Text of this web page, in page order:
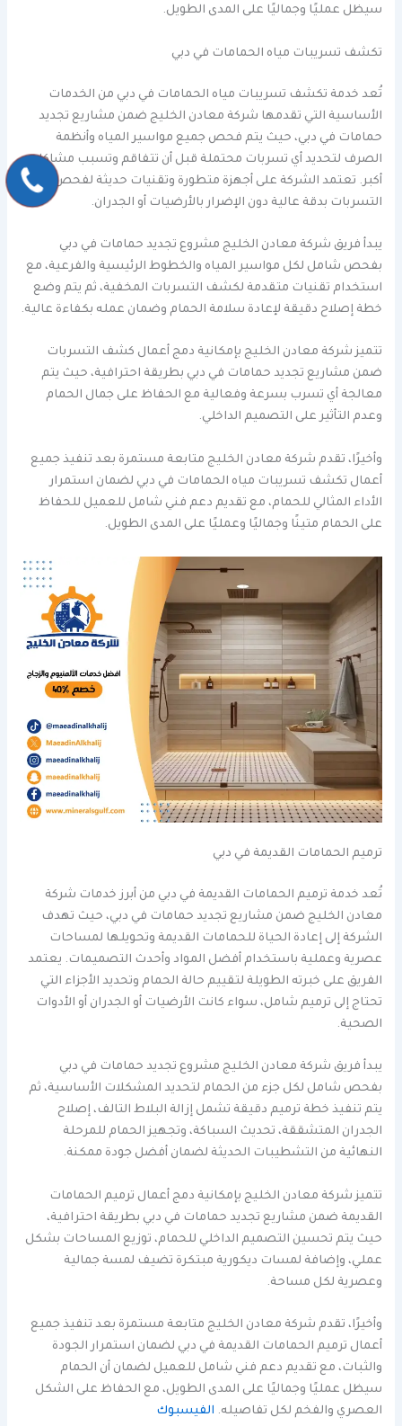
سيظل عمليًا وجماليًا على المدى الطويل.
تكشف تسريبات مياه الحمامات في دبي
تُعد خدمة تكشف تسريبات مياه الحمامات في دبي من الخدمات
الأساسية التي تقدمها شركة معادن الخليج ضمن مشاريع تجديد
حمامات في دبي، حيث يتم فحص جميع مواسير المياه وأنظمة
الصرف لتحديد أي تسربات محتملة قبل أن تتفاقم وتسبب مشاكل
أكبر. تعتمد الشركة على أجهزة متطورة وتقنيات حديثة لفحص
التسربات بدقة عالية دون الإضرار بالأرضيات أو الجدران.
يبدأ فريق شركة معادن الخليج مشروع تجديد حمامات في دبي
بفحص شامل لكل مواسير المياه والخطوط الرئيسية والفرعية، مع
استخدام تقنيات متقدمة لكشف التسربات المخفية، ثم يتم وضع
خطة إصلاح دقيقة لإعادة سلامة الحمام وضمان عمله بكفاءة عالية.
تتميز شركة معادن الخليج بإمكانية دمج أعمال كشف التسربات
ضمن مشاريع تجديد حمامات في دبي بطريقة احترافية، حيث يتم
معالجة أي تسرب بسرعة وفعالية مع الحفاظ على جمال الحمام
وعدم التأثير على التصميم الداخلي.
وأخيرًا، تقدم شركة معادن الخليج متابعة مستمرة بعد تنفيذ جميع
أعمال تكشف تسريبات مياه الحمامات في دبي لضمان استمرار
الأداء المثالي للحمام، مع تقديم دعم فني شامل للعميل للحفاظ
على الحمام متينًا وجماليًا وعمليًا على المدى الطويل.
ترميم الحمامات القديمة في دبي
تُعد خدمة ترميم الحمامات القديمة في دبي من أبرز خدمات شركة
معادن الخليج ضمن مشاريع تجديد حمامات في دبي، حيث تهدف
الشركة إلى إعادة الحياة للحمامات القديمة وتحويلها لمساحات
عصرية وعملية باستخدام أفضل المواد وأحدث التصميمات. يعتمد
الفريق على خبرته الطويلة لتقييم حالة الحمام وتحديد الأجزاء التي
تحتاج إلى ترميم شامل، سواء كانت الأرضيات أو الجدران أو الأدوات
الصحية.
يبدأ فريق شركة معادن الخليج مشروع تجديد حمامات في دبي
بفحص شامل لكل جزء من الحمام لتحديد المشكلات الأساسية، ثم
يتم تنفيذ خطة ترميم دقيقة تشمل إزالة البلاط التالف، إصلاح
الجدران المتشققة، تحديث السباكة، وتجهيز الحمام للمرحلة
النهائية من التشطيبات الحديثة لضمان أفضل جودة ممكنة.
تتميز شركة معادن الخليج بإمكانية دمج أعمال ترميم الحمامات
القديمة ضمن مشاريع تجديد حمامات في دبي بطريقة احترافية،
حيث يتم تحسين التصميم الداخلي للحمام، توزيع المساحات بشكل
عملي، وإضافة لمسات ديكورية مبتكرة تضيف لمسة جمالية
وعصرية لكل مساحة.
وأخيرًا، تقدم شركة معادن الخليج متابعة مستمرة بعد تنفيذ جميع
أعمال ترميم الحمامات القديمة في دبي لضمان استمرار الجودة
والثبات، مع تقديم دعم فني شامل للعميل لضمان أن الحمام
سيظل عمليًا وجماليًا على المدى الطويل، مع الحفاظ على الشكل
العصري والفخم لكل تفاصيله. الفيسبوك